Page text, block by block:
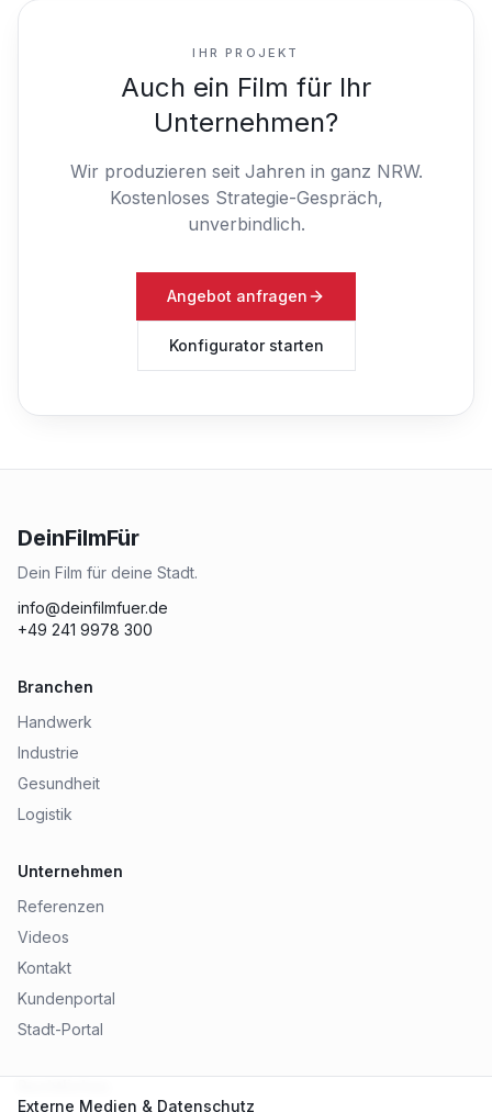
IHR PROJEKT
Auch ein Film für Ihr
Unternehmen?
Wir produzieren seit Jahren in ganz NRW.
Kostenloses Strategie-Gespräch,
unverbindlich.
Angebot anfragen
Konfigurator starten
DeinFilmFür
Dein Film für deine Stadt.
info@deinfilmfuer.de
+49 241 9978 300
Branchen
Handwerk
Industrie
Gesundheit
Logistik
Unternehmen
Referenzen
Videos
Kontakt
Kundenportal
Stadt-Portal
Externe Medien & Datenschutz